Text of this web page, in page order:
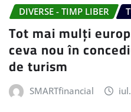
DIVERSE - TIMP LIBER
Tot mai mulți
ceva nou în
de turism
SMARTfinancial